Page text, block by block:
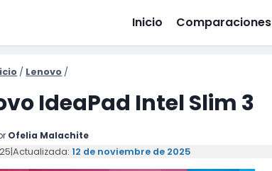
Inicio Comparaciones
/ Lenovo /
IdeaPad Intel Slim 3
Ofelia Malachite
|Actualizada: 12 de noviembre de 2025